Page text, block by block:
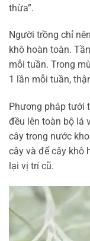
thừa”.
Người trồng chỉ
khô hoàn toàn.
mỗi tuần. Trong
1 lần mỗi tuần,
Phương pháp tưới
đều lên toàn bộ lá
cây trong nước
cây và để cây khô
lại vị trí cũ.